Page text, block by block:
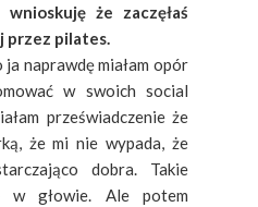
że zaczęłaś
przez pilates.
naprawdę miałam opór
w swoich social
przeświadczenie że
że mi nie wypada, że
dobra. Takie
w głowie. Ale potem